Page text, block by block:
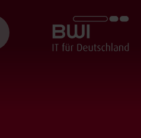
BWI GmbH